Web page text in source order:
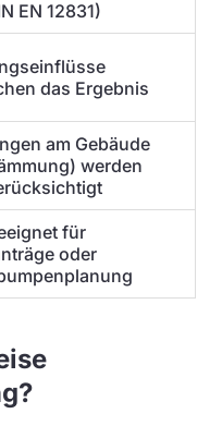
EN 12831)
das Ergebnis
am Gebäude
werden
für
oder